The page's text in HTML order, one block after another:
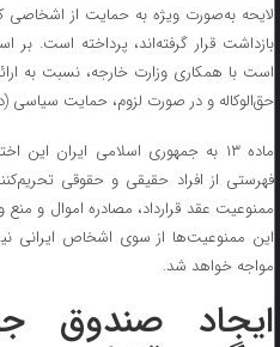
لایحه به‌صورت ویژه به حمایت از اشخاصی
است با همکاری وزارت خارجه، نسبت به
حق‌الوکاله و در صورت لزوم، حمایت سیاسی
ماده ۱۳ به جمهوری اسلامی ایران
فهرستی از افراد حقیقی و حقوقی
ممنوعیت عقد قرارداد، مصادره اموال و منع
این ممنوعیت‌ها از سوی اشخاص ایرانی
مواجه خواهد شد.
ایجاد صندوق